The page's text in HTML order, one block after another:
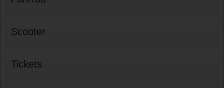
Scooter
Tickets